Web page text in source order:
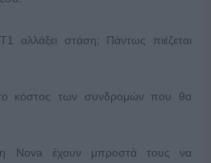
στάση; Πάντως πιέζεται
κόστος των συνδρομών που θα
Nova έχουν μπροστά τους να